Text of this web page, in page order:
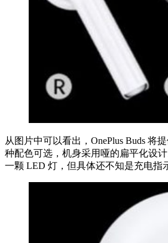
从图片中可以看出，OnePlus Buds 将
种配色可选，机身采用哑的扁平化设
一颗 LED 灯，但具体还不知是充电指